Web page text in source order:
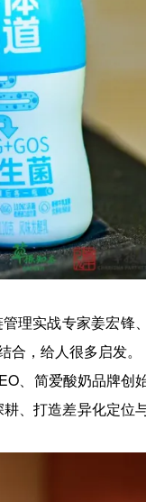
理实战专家姜宏锋
，给人很多启发。
、简爱酸奶品牌创
、打造差异化定位